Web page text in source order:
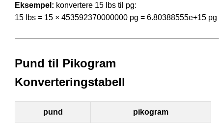
Eksempel: konvertere 15 lbs til pg:
15 lbs = 15 × 453592370000000 pg = 6.80388555e+15 pg
Pund til Pikogram
Konverteringstabell
pund pikogram